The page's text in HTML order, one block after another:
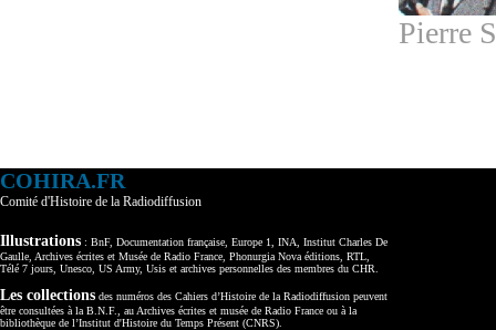
Pierre
COHIRA.FR
Comité d'Histoire de la Radiodiffusion
Illustrations : BnF, Documentation française, Europe 1, INA, Institut Charles De
Gaulle, Archives écrites et Musée de Radio France, Phonurgia Nova éditions, RTL,
Télé 7 jours, Unesco, US Army, Usis et archives personnelles des membres du CHR.
Les collections des numéros des Cahiers d’Histoire de la Radiodiffusion peuvent
être consultées à la B.N.F., au Archives écrites et musée de Radio France ou à la
bibliothèque de l’Institut d'Histoire du Temps Présent (CNRS).